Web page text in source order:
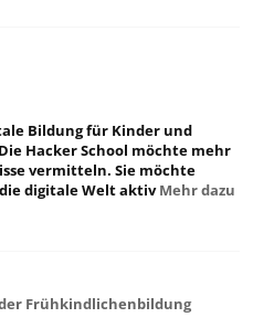
Bildung für Kinder und
Hacker School möchte mehr
vermitteln. Sie möchte
digitale Welt aktivMehr dazu
Frühkindlichenbildung